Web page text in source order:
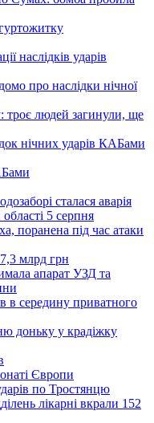
наслідків ударів
про наслідки нічної
троє людей загинули, ще
нічних ударів КАБами
сталася аварія
5 серпня
поранена під час атаки
млрд грн
апарат УЗД та
в середину приватного
доньку у крадіжку
Європи
по Тростянцю
лікарні вкрали 152